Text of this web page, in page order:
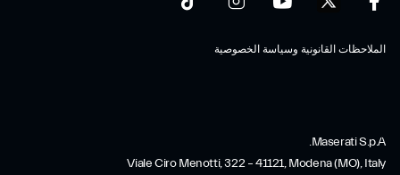
الملاحظات القانونية وسياسة الخصوصية
Maserati S.p.A.
Viale Ciro Menotti, 322 – 41121, Modena (MO), Italy